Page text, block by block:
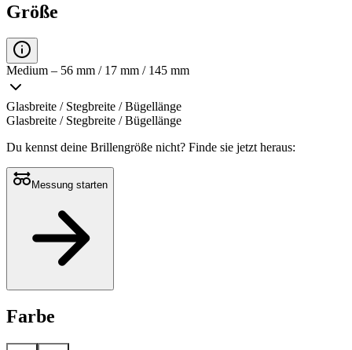
Größe
Medium – 56 mm / 17 mm / 145 mm
Glasbreite / Stegbreite / Bügellänge
Glasbreite / Stegbreite / Bügellänge
Du kennst deine Brillengröße nicht? Finde sie jetzt heraus:
Messung starten
Farbe